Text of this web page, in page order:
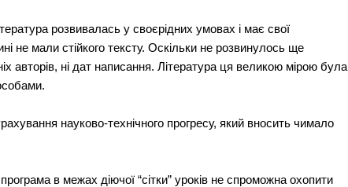
розвивалась у своєрідних умовах і має свої
не мали стійкого тексту. Оскільки не розвинулось ще
авторів, ні дат написання. Література ця великою мірою була
науково-технічного прогресу, який вносить чимало
в межах діючої “сітки” уроків не спроможна охопити